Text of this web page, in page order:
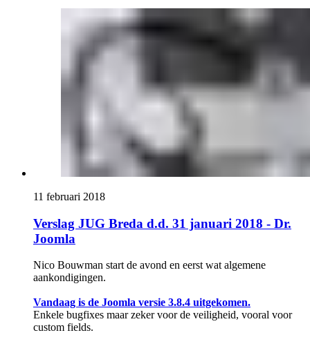
11 februari 2018
Verslag JUG Breda d.d. 31 januari 2018 - Dr.
Joomla
Nico Bouwman start de avond en eerst wat algemene
aankondigingen.
Vandaag is de Joomla versie 3.8.4 uitgekomen.
Enkele bugfixes maar zeker voor de veiligheid, vooral voor
custom fields.